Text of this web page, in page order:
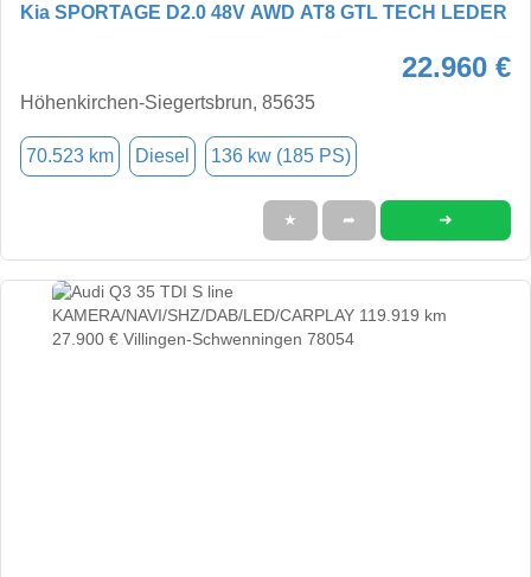
Kia SPORTAGE D2.0 48V AWD AT8 GTL TECH LEDER
22.960 €
Höhenkirchen-Siegertsbrun, 85635
70.523 km Diesel 136 kw (185 PS)
★ ➦ ➜